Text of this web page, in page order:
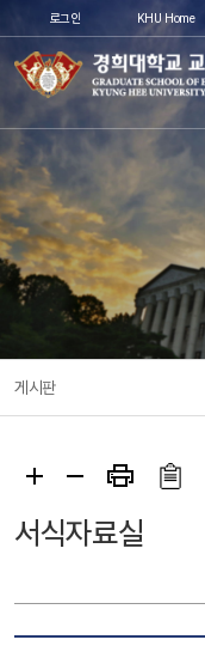
로그인 KHU Home
게시판
서식자료실